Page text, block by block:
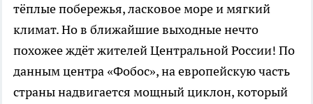
тёплые побережья, ласковое море и мягкий
климат. Но в ближайшие выходные нечто
похожее ждёт жителей Центральной России! По
данным центра «Фобос», на европейскую часть
страны надвигается мощный циклон, который